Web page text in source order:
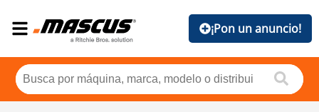
¡Pon un anuncio!